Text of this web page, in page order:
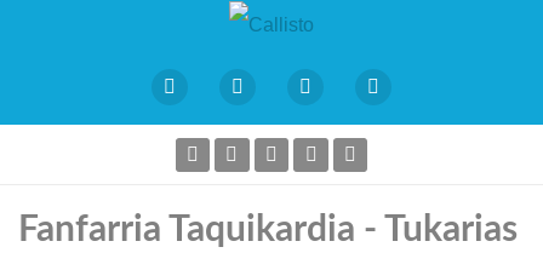
Fanfarria Taquikardia - Tukarias